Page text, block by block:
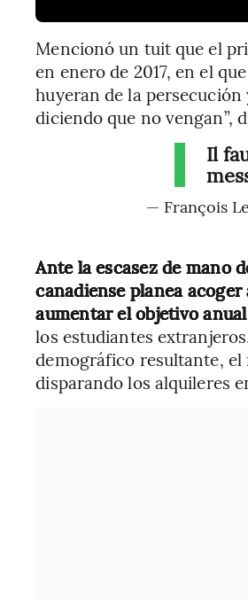
Mencionó un tuit que el
en enero de 2017, en el
huyeran de la
diciendo que no vengan”,
Il
— François
Ante la escasez de mano
canadiense planea
aumentar el objetivo
los estudiantes
demográfico resultante, el
disparando los alquileres